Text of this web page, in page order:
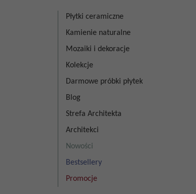
Płytki ceramiczne
Kamienie naturalne
Mozaiki i dekoracje
Kolekcje
Darmowe próbki płytek
Blog
Strefa Architekta
Architekci
Nowości
Bestsellery
Promocje